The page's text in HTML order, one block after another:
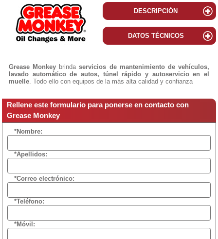
DESCRIPCIÓN
DATOS TÉCNICOS
Grease Monkey brindaservicios de mantenimiento de vehículos,
lavado automático de autos, túnel rápido y autoservicio en el
muelle . Todo ello con equipos de la más alta calidad y confianza
Rellene este formulario para ponerse en contacto con
Grease Monkey
*Nombre:
*Apellidos:
*Correo electrónico:
*Teléfono:
*Móvil: